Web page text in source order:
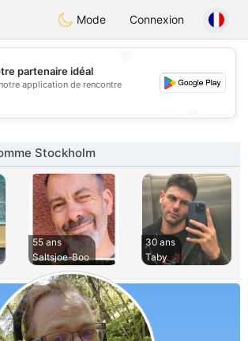
SvenskaDating
Mode Connexion
💕
partenaire idéal
application de rencontre
Stockholm
55 ans
Saltsjoe-Boo
30 ans
Taby